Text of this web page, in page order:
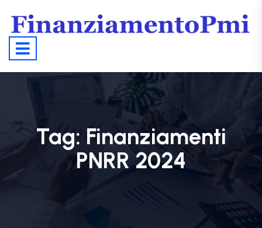
Tag: Finanziamenti
PNRR 2024